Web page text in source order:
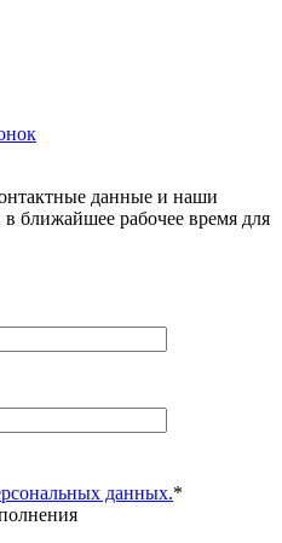
данные и наши
ближайшее рабочее время для
данных.*